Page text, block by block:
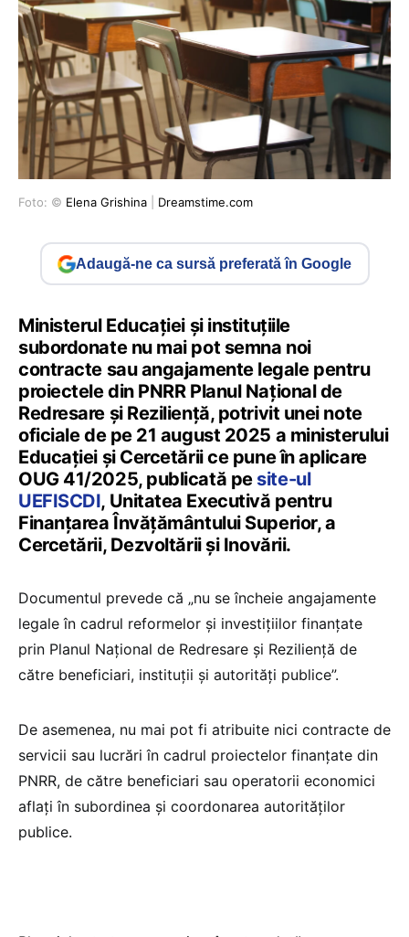
Foto: © Elena Grishina Dreamstime.com
Adaugă-ne ca sursă preferată în Google
Ministerul Educației și instituțiile
subordonate nu mai pot semna noi
contracte sau angajamente legale pentru
proiectele din PNRR Planul Național de
Redresare și Reziliență, potrivit unei note
oficiale de pe 21 august 2025 a ministerului
Educației și Cercetării ce pune în aplicare
OUG 41/2025, publicată pe site-ul
UEFISCDI, Unitatea Executivă pentru
Finanțarea Învățământului Superior, a
Cercetării, Dezvoltării și Inovării.
Documentul prevede că „nu se încheie angajamente
legale în cadrul reformelor și investițiilor finanțate
prin Planul Național de Redresare și Reziliență de
către beneficiari, instituții și autorități publice”.
De asemenea, nu mai pot fi atribuite nici contracte de
servicii sau lucrări în cadrul proiectelor finanțate din
PNRR, de către beneficiari sau operatorii economici
aflați în subordinea și coordonarea autorităților
publice.